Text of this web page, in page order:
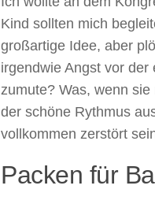
Kind sollten mich
großartige Idee, aber
irgendwie Angst vor der
zumute? Was, wenn
der schöne Rythmus
vollkommen zerstört
Packen für